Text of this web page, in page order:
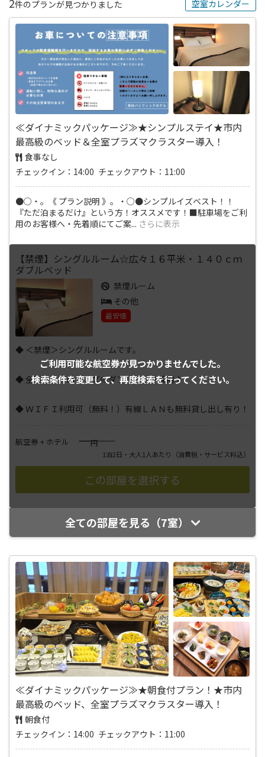
件のプランが見つかりました 空室カレンダー
≪ダイナミックパッケージ≫★シンプルステイ★市内
最高級のベッド＆全室プラズマクラスター導入！
食事なし
チェックイン：14:00 チェックアウト：11:00
●○・。《 プラン説明 》。・○●シンプルイズベスト！！
『ただ泊まるだけ』という方！オススメです！■駐車場をご利
用のお客様へ・先着順にてご案... さらに表示
ご利用可能な航空券が見つかりませんでした。
検索条件を変更して、再度検索を行ってください。
【禁煙】シングルルーム☆広々１６平米・１４０ｃｍ
ダブルベッド
禁煙ルーム
その他
最安値
◆ ＜禁煙＞シングルルームです。
◆ 全室１．４ｍサイズのダブルベッド採用♪
◆ ＷＩＦＩ利用可（無料！）有線ＬＡＮも無料貸し出し有り！
航空券 + ホテル ――――円
1泊2日・大人1人あたり （消費税・サービス料込）
全ての部屋を見る（7室）
≪ダイナミックパッケージ≫★朝食付プラン！★市内
最高級のベッド、全室プラズマクラスター導入！
朝食付
チェックイン：14:00 チェックアウト：11:00